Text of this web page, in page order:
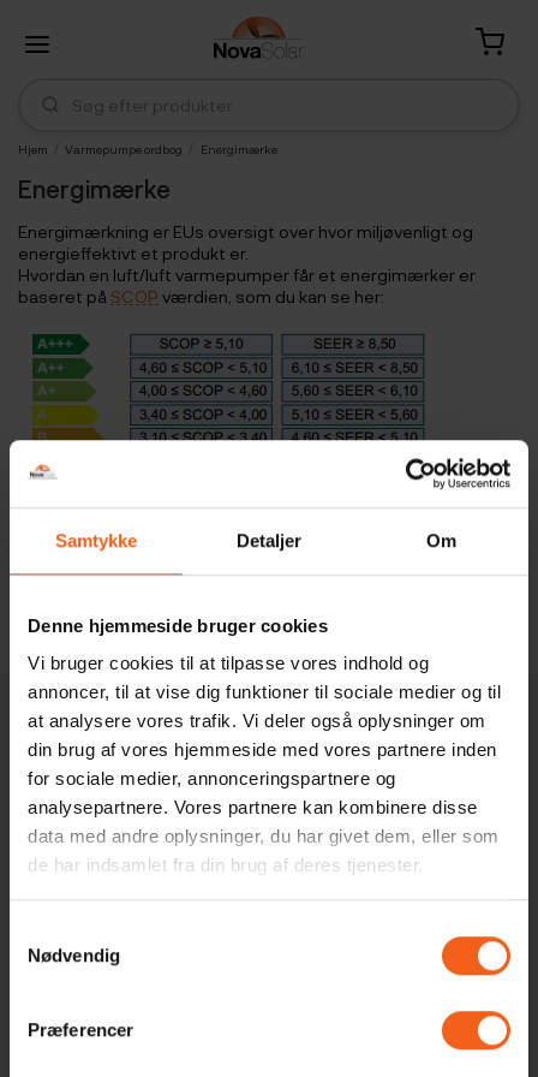
Samtykke Detaljer Om
Denne hjemmeside bruger cookies
Vi bruger cookies til at tilpasse vores indhold og
annoncer, til at vise dig funktioner til sociale medier og til
at analysere vores trafik. Vi deler også oplysninger om
din brug af vores hjemmeside med vores partnere inden
for sociale medier, annonceringspartnere og
analysepartnere. Vores partnere kan kombinere disse
data med andre oplysninger, du har givet dem, eller som
de har indsamlet fra din brug af deres tjenester.
Nødvendig
Præferencer
Hjem Varmepumpe ordbog Energimærke
Energimærke
Energimærkning er EUs oversigt over hvor miljøvenligt og
energieffektivt et produkt er.
Hvordan en luft/luft varmepumper får et energimærker er
baseret på SCOP værdien, som du kan se her:
Tilbage til ordbogen
Vi svarer inden for 24 timer på hverdage
Vi står klar til at hjælpe dig
Ring på 71 99 94